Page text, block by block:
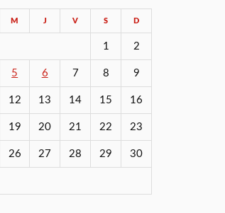
M J V S D
1 2
5 6 7 8 9
12 13 14 15 16
19 20 21 22 23
26 27 28 29 30